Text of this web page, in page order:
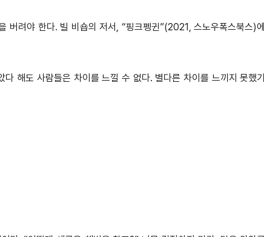
버려야 한다. 빌 비숍의 저서, “핑크펭귄”(2021, 스노우폭스북스)에
해도 사람들은 차이를 느낄 수 없다. 별다른 차이를 느끼지 못했기